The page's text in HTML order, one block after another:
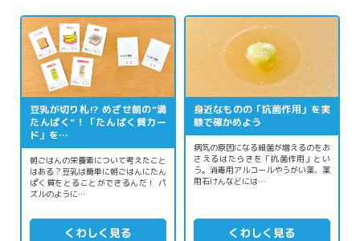
豆乳が切り札⁉ めざせ朝の“満
たんぱく”！「たんぱく質カー
ド」を…
朝ごはんの栄養素について考えたこと
はある？豆乳は簡単に朝ごはんにたん
ぱく質をとることができるんだ！ パ
ズルのように…
くわしく見る
身近なものの「抗菌作用」を実
験で確かめよう
病気の原因になる細菌が増えるのをお
さえるはたらきを「抗菌作用」とい
う。消毒用アルコールやうがい薬、薬
用石けんなどには…
くわしく見る